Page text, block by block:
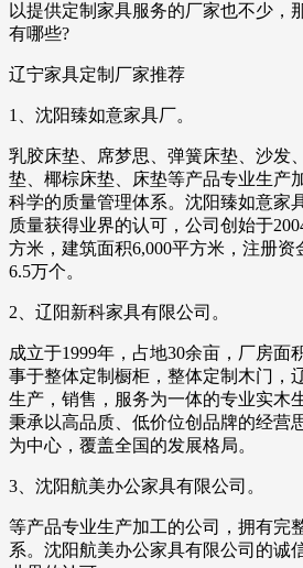
以提供定制家具服务的厂家也不少，
有哪些?
辽宁家具定制厂家推荐
1、沈阳臻如意家具厂。
乳胶床垫、席梦思、弹簧床垫、沙发
垫、椰棕床垫、床垫等产品专业生产
科学的质量管理体系。沈阳臻如意家
质量获得业界的认可，公司创始于
方米，建筑面积6,000平方米，注册资
6.5万个。
2、辽阳新科家具有限公司。
成立于1999年，占地30余亩，厂房面
事于整体定制橱柜，整体定制木门，
生产，销售，服务为一体的专业实木
秉承以高品质、低价位创品牌的经营
为中心，覆盖全国的发展格局。
3、沈阳航美办公家具有限公司。
等产品专业生产加工的公司，拥有完
系。沈阳航美办公家具有限公司的诚